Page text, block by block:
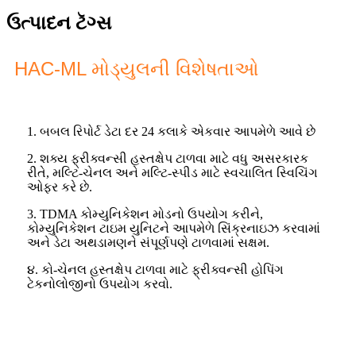
ઉત્પાદન ટૅગ્સ
HAC-ML મોડ્યુલની વિશેષતાઓ
1. બબલ રિપોર્ટ ડેટા દર 24 કલાકે એકવાર આપમેળે આવે છે
2. શક્ય ફ્રીક્વન્સી હસ્તક્ષેપ ટાળવા માટે વધુ અસરકારક
રીતે, મલ્ટિ-ચેનલ અને મલ્ટિ-સ્પીડ માટે સ્વચાલિત સ્વિચિંગ
ઓફર કરે છે.
3. TDMA કોમ્યુનિકેશન મોડનો ઉપયોગ કરીને,
કોમ્યુનિકેશન ટાઇમ યુનિટને આપમેળે સિંક્રનાઇઝ કરવામાં
અને ડેટા અથડામણને સંપૂર્ણપણે ટાળવામાં સક્ષમ.
૪. કો-ચેનલ હસ્તક્ષેપ ટાળવા માટે ફ્રીક્વન્સી હોપિંગ
ટેકનોલોજીનો ઉપયોગ કરવો.